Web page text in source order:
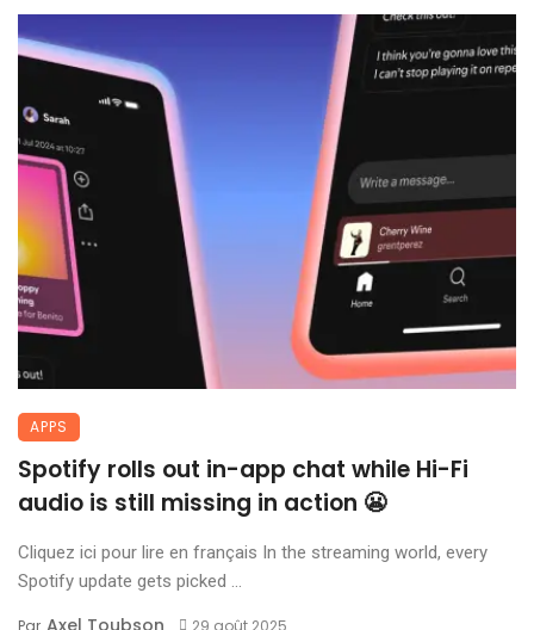
APPS
Spotify rolls out in-app chat while Hi-Fi
audio is still missing in action 😬
Cliquez ici pour lire en français In the streaming world, every
Spotify update gets picked ...
Par Axel Toubson 29 août 2025